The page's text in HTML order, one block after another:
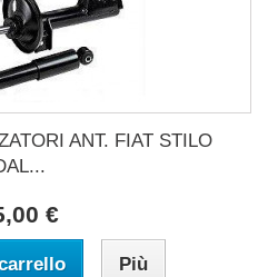
ANT. FIAT STILO
€
Più